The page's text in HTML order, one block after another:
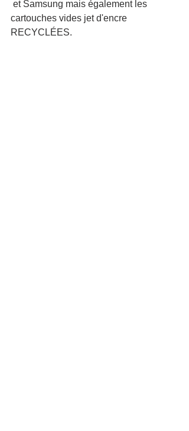
et Samsung mais également les
cartouches vides jet d'encre
RECYCLÉES.